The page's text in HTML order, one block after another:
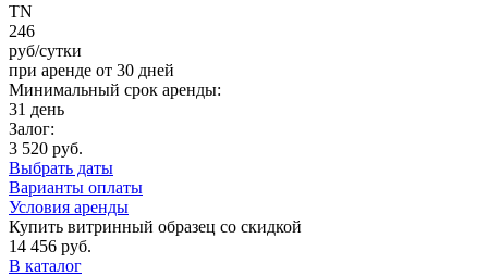
TN
246
руб/сутки
при аренде от 30 дней
Минимальный срок аренды:
31 день
Залог:
3 520 руб.
Выбрать даты
Варианты оплаты
Условия аренды
Купить витринный образец со скидкой
14 456 руб.
В каталог